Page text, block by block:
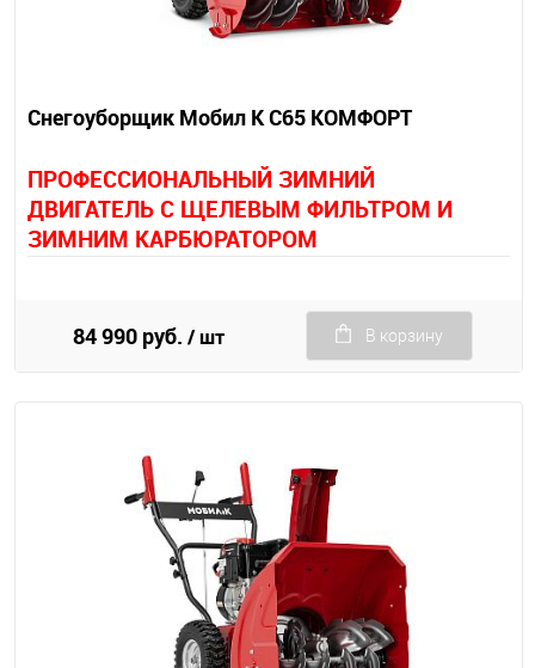
Снегоуборщик Мобил К С65 КОМФОРТ
ПРОФЕССИОНАЛЬНЫЙ ЗИМНИЙ
ДВИГАТЕЛЬ С ЩЕЛЕВЫМ ФИЛЬТРОМ И
ЗИМНИМ КАРБЮРАТОРОМ
84 990 руб. / шт В корзину